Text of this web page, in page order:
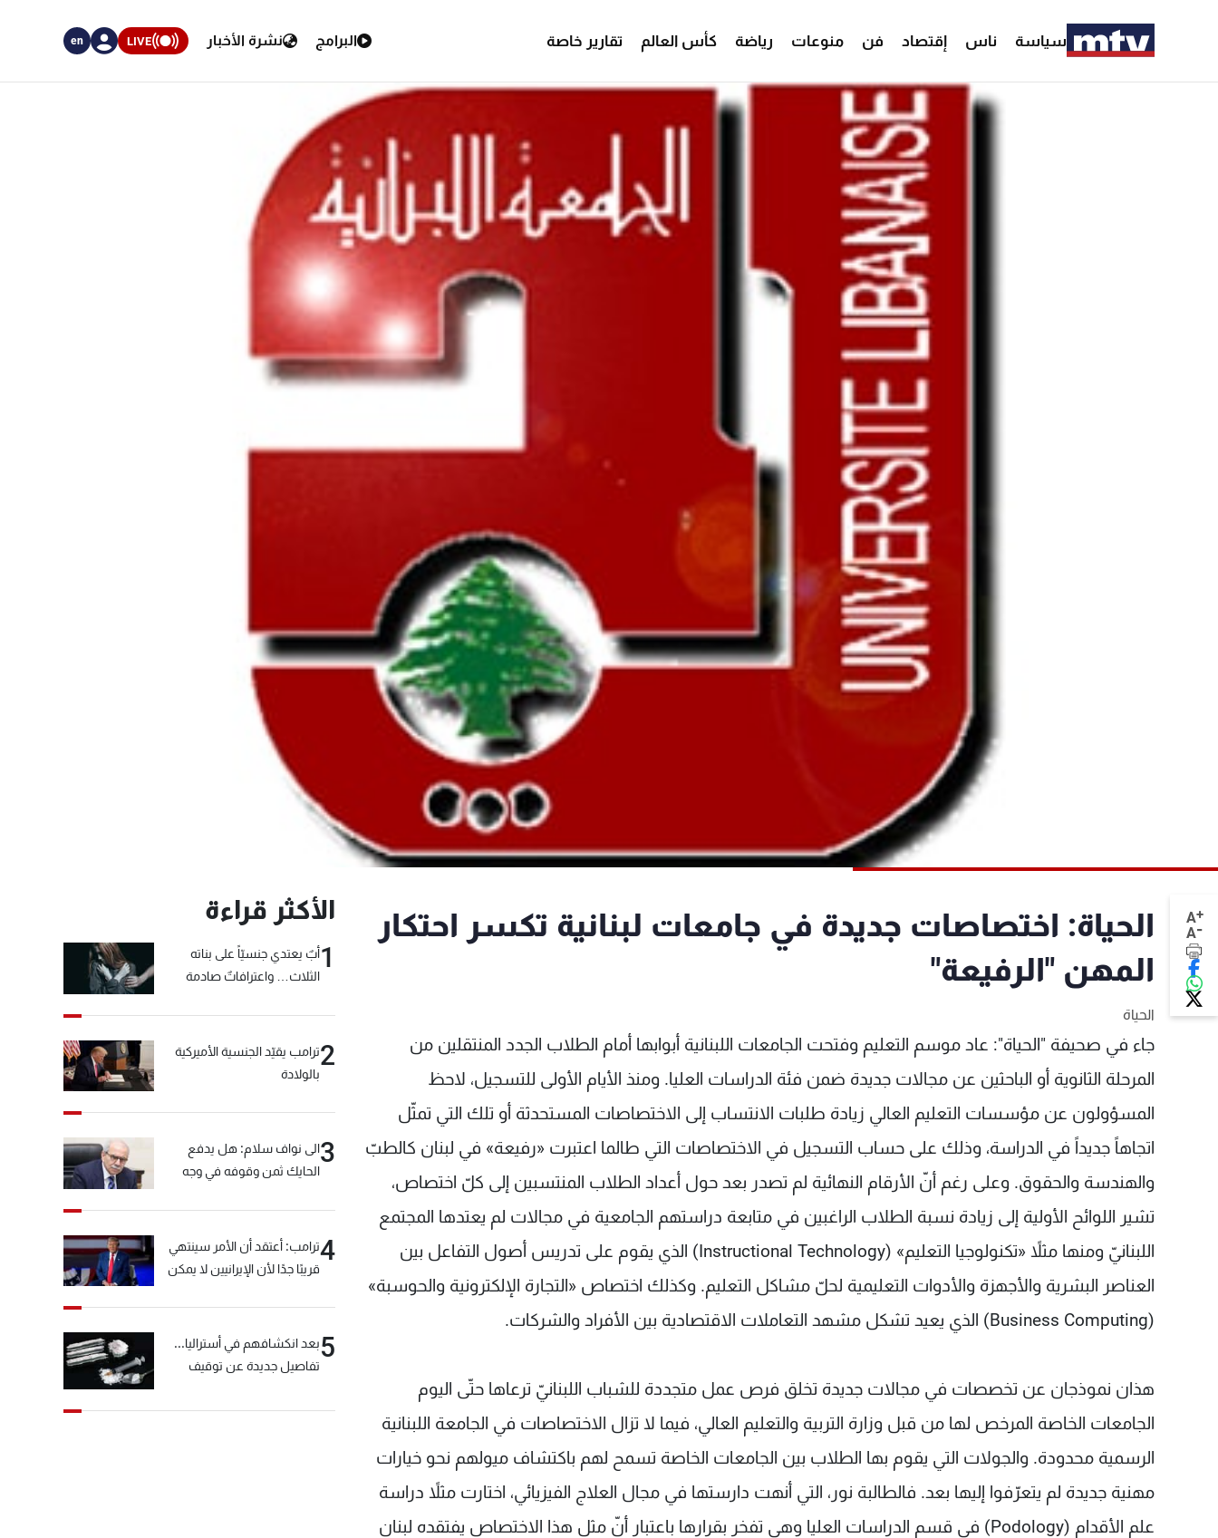
سياسة ناس إقتصاد فن منوعات رياضة كأس العالم تقارير خاصة البرامج نشرة الأخبار LIVE
en
A+
A-
الحياة: اختصاصات جديدة في جامعات لبنانية تكسر احتكار
المهن "الرفيعة"
الحياة
جاء في صحيفة "الحياة": عاد موسم التعليم وفتحت الجامعات اللبنانية أبوابها أمام الطلاب الجدد المنتقلين من
المرحلة الثانوية أو الباحثين عن مجالات جديدة ضمن فئة الدراسات العليا. ومنذ الأيام الأولى للتسجيل، لاحظ
المسؤولون عن مؤسسات التعليم العالي زيادة طلبات الانتساب إلى الاختصاصات المستحدثة أو تلك التي تمثّل
اتجاهاً جديداً في الدراسة، وذلك على حساب التسجيل في الاختصاصات التي طالما اعتبرت «رفيعة» في لبنان كالطبّ
والهندسة والحقوق. وعلى رغم أنّ الأرقام النهائية لم تصدر بعد حول أعداد الطلاب المنتسبين إلى كلّ اختصاص،
تشير اللوائح الأولية إلى زيادة نسبة الطلاب الراغبين في متابعة دراستهم الجامعية في مجالات لم يعتدها المجتمع
اللبنانيّ ومنها مثلاً «تكنولوجيا التعليم» (Instructional Technology) الذي يقوم على تدريس أصول التفاعل بين
العناصر البشرية والأجهزة والأدوات التعليمية لحلّ مشاكل التعليم. وكذلك اختصاص «التجارة الإلكترونية والحوسبة»
(Business Computing) الذي يعيد تشكل مشهد التعاملات الاقتصادية بين الأفراد والشركات.
هذان نموذجان عن تخصصات في مجالات جديدة تخلق فرص عمل متجددة للشباب اللبنانيّ ترعاها حتّى اليوم
الجامعات الخاصة المرخص لها من قبل وزارة التربية والتعليم العالي، فيما لا تزال الاختصاصات في الجامعة اللبنانية
الرسمية محدودة. والجولات التي يقوم بها الطلاب بين الجامعات الخاصة تسمح لهم باكتشاف ميولهم نحو خيارات
مهنية جديدة لم يتعرّفوا إليها بعد. فالطالبة نور، التي أنهت دارستها في مجال العلاج الفيزيائي، اختارت مثلاً دراسة
علم الأقدام (Podology) في قسم الدراسات العليا وهي تفخر بقرارها باعتبار أنّ مثل هذا الاختصاص يفتقده لبنان
الأكثر قراءة
1أبٌ يعتدي جنسيّاً على بناته
الثلاث… واعترافاتٌ صادمة
2ترامب يقيّد الجنسية الأميركية
بالولادة
3الى نواف سلام: هل يدفع
الحايك ثمن وقوفه في وجه
4ترامب: أعتقد أن الأمر سينتهي
قريبًا جدًا لأن الإيرانيين لا يمكن
5بعد انكشافهم في أستراليا...
تفاصيل جديدة عن توقيف